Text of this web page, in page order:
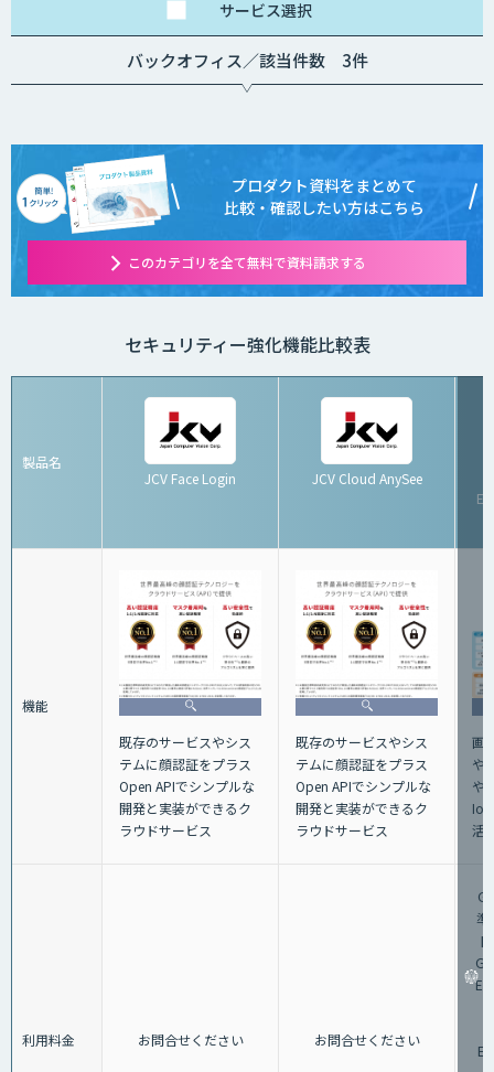
サービス選択
バックオフィス／該当件数 3件
プロダクト資料をまとめて
比較・確認したい方はこちら
このカテゴリを全て無料で資料請求する
セキュリティー強化機能比較表
製品名
JCV Face Login
JCV Cloud AnySee
機能
既存のサービスやシス
テムに顔認証をプラス
Open APIでシンプルな
開発と実装ができるク
ラウドサービス
既存のサービスやシス
テムに顔認証をプラス
Open APIでシンプルな
開発と実装ができるク
ラウドサービス
画
や
や
活
利用料金 お問合せください お問合せください
準